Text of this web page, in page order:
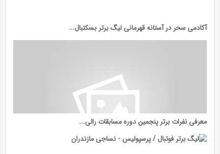
آکادمی سحر در آستانه قهرمانی لیگ برتر بسکتبال...
معرفی نفرات برتر پنجمین دوره مسابقات رالی...